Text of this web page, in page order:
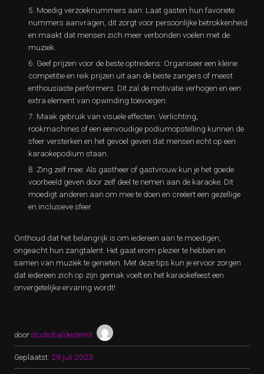
Moedig verzoeknummers aan: Laat gasten hun favoriete
nummers aanvragen, dit zorgt voor persoonlijke betrokkenheid
en maakt dat mensen zich meer verbonden voelen met de
muziek.
Geef prijzen voor de beste optredens: Organiseer een kleine
competitie en reik prijzen uit aan de beste zangers of meest
enthousiaste performers. Dit zal de motivatie verhogen en een
extra element van opwinding toevoegen.
Maak gebruik van visuele effecten: Verlichting,
rookmachines of een eenvoudige podiumopstelling kunnen de
sfeer versterken en het gevoel geven dat mensen echt op een
karaokepodium staan.
Zing zelf mee: Als gastheer of gastvrouw kun je het goede
voorbeeld geven door zelf deel te nemen aan de karaoke. Dit
moedigt anderen aan om mee te doen en creëert een gezellige
en inclusieve sfeer.
Onthoud dat het belangrijk is om iedereen aan te moedigen,
ongeacht hun zangtalent. Het gaat erom plezier te hebben en
samen van muziek te genieten. Met deze tips kun je ervoor zorgen
dat iedereen zich op zijn gemak voelt en het karaokefeest een
onvergetelijke ervaring wordt!
doorstudiobaldesteinit
Geplaatst: 29 juli 2023